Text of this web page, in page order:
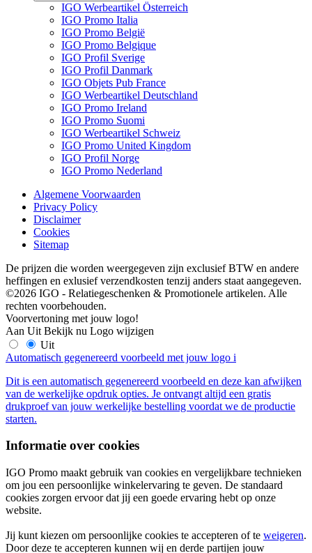
IGO Werbeartikel Österreich
IGO Promo Italia
IGO Promo België
IGO Promo Belgique
IGO Profil Sverige
IGO Profil Danmark
IGO Objets Pub France
IGO Werbeartikel Deutschland
IGO Promo Ireland
IGO Promo Suomi
IGO Werbeartikel Schweiz
IGO Promo United Kingdom
IGO Profil Norge
IGO Promo Nederland
Algemene Voorwaarden
Privacy Policy
Disclaimer
Cookies
Sitemap
De prijzen die worden weergegeven zijn exclusief BTW en andere
heffingen en exlusief verzendkosten tenzij anders staat aangegeven.
©2026 IGO - Relatiegeschenken & Promotionele artikelen. Alle
rechten voorbehouden.
Voorvertoning met jouw logo!
Aan Uit Bekijk nu Logo wijzigen
Uit
Automatisch gegenereerd voorbeeld met jouw logo i
Dit is een automatisch gegenereerd voorbeeld en deze kan afwijken
van de werkelijke opdruk opties. Je ontvangt altijd een gratis
drukproef van jouw werkelijke bestelling voordat we de productie
starten.
Informatie over cookies
IGO Promo maakt gebruik van cookies en vergelijkbare technieken
om jou een persoonlijke winkelervaring te geven. De standaard
cookies zorgen ervoor dat jij een goede ervaring hebt op onze
website.
Jij kunt kiezen om persoonlijke cookies te accepteren of te weigeren.
Door deze te accepteren kunnen wij en derde partijen jouw